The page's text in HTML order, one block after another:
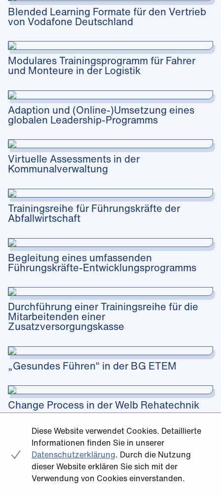
Blended Learning Formate für den Vertrieb
von Vodafone Deutschland
Modulares Trainingsprogramm für Fahrer
und Monteure in der Logistik
Adaption und (Online-)Umsetzung eines
globalen Leadership-Programms
Virtuelle Assessments in der
Kommunalverwaltung
Trainingsreihe für Führungskräfte der
Abfallwirtschaft
Begleitung eines umfassenden
Führungskräfte-Entwicklungsprogramms
Durchführung einer Trainingsreihe für die
Mitarbeitenden einer
Zusatzversorgungskasse
„Gesundes Führen“ in der BG ETEM
Change Process in der Welb Rehatechnik
270-Grad-Feedback mit den Knappschaft
Kliniken
Diese Website verwendet Cookies. Detaillierte
Informationen finden Sie in unserer
Datenschutzerklärung. Durch die Nutzung
dieser Website erklären Sie sich mit der
Verwendung von Cookies einverstanden.